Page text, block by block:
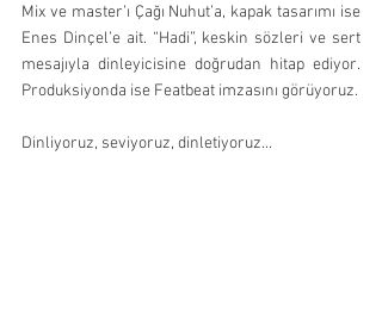
Mix ve master’ı Çağı Nuhut’a, kapak tasarımı ise
Enes Dinçel’e ait. “Hadi”, keskin sözleri ve sert
mesajıyla dinleyicisine doğrudan hitap ediyor.
Produksiyonda ise Featbeat imzasını görüyoruz.
Dinliyoruz, seviyoruz, dinletiyoruz...